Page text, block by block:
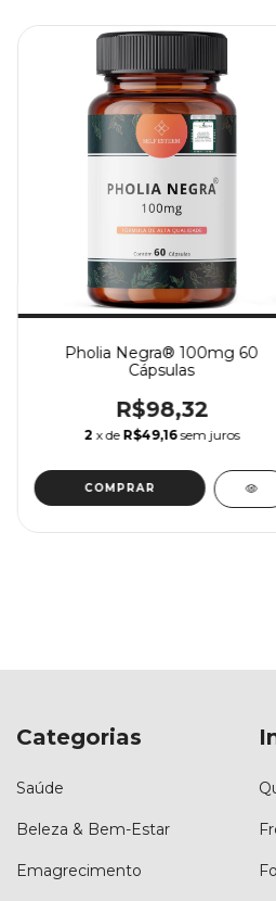
Pholia Negra® 100mg 60
Cápsulas
R$98,32
2 x de R$49,16 sem juros
Categorias
Saúde
Beleza & Bem-Estar
Emagrecimento